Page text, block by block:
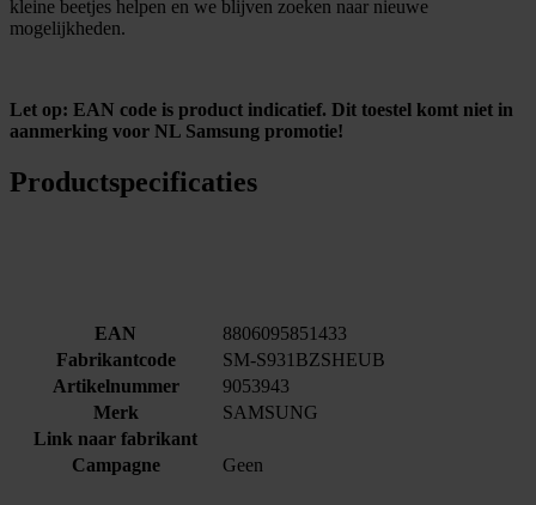
kleine beetjes helpen en we blijven zoeken naar nieuwe
mogelijkheden.
Let op: EAN code is product indicatief. Dit toestel komt niet in
aanmerking voor NL Samsung promotie!
Productspecificaties
EAN
8806095851433
Fabrikantcode
SM-S931BZSHEUB
Artikelnummer
9053943
Merk
SAMSUNG
Link naar fabrikant
Campagne
Geen